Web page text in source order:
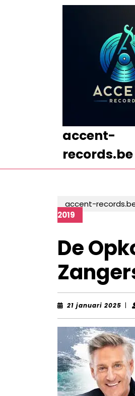
accent-
records.be
accent-
2019
De
21 januari 2025 21|